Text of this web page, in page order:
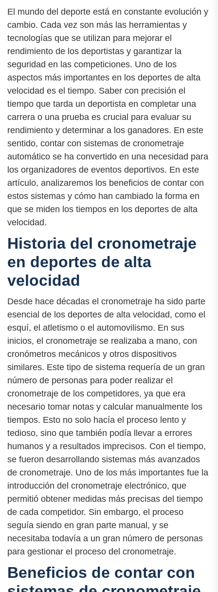
El mundo del deporte está en constante evolución y
cambio. Cada vez son más las herramientas y
tecnologías que se utilizan para mejorar el
rendimiento de los deportistas y garantizar la
seguridad en las competiciones. Uno de los
aspectos más importantes en los deportes de alta
velocidad es el tiempo. Saber con precisión el
tiempo que tarda un deportista en completar una
carrera o una prueba es crucial para evaluar su
rendimiento y determinar a los ganadores. En este
sentido, contar con sistemas de cronometraje
automático se ha convertido en una necesidad para
los organizadores de eventos deportivos. En este
artículo, analizaremos los beneficios de contar con
estos sistemas y cómo han cambiado la forma en
que se miden los tiempos en los deportes de alta
velocidad.
Historia del cronometraje
en deportes de alta
velocidad
Desde hace décadas el cronometraje ha sido parte
esencial de los deportes de alta velocidad, como el
esquí, el atletismo o el automovilismo. En sus
inicios, el cronometraje se realizaba a mano, con
cronómetros mecánicos y otros dispositivos
similares. Este tipo de sistema requería de un gran
número de personas para poder realizar el
cronometraje de los competidores, ya que era
necesario tomar notas y calcular manualmente los
tiempos. Esto no solo hacía el proceso lento y
tedioso, sino que también podía llevar a errores
humanos y a resultados imprecisos. Con el tiempo,
se fueron desarrollando sistemas más avanzados
de cronometraje. Uno de los más importantes fue la
introducción del cronometraje electrónico, que
permitió obtener medidas más precisas del tiempo
de cada competidor. Sin embargo, el proceso
seguía siendo en gran parte manual, y se
necesitaba todavía a un gran número de personas
para gestionar el proceso del cronometraje.
Beneficios de contar con